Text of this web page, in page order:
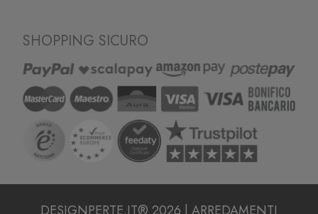
SHOPPING SICURO
DESIGNPERTE.IT® 2026 | ARREDAMENTI